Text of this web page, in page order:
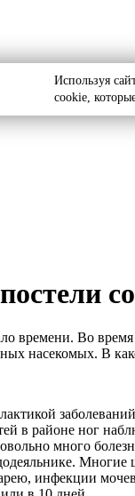
времени. Во
насекомых. В
в районе ног
много
Многие
инфекции
Используя
cookie,